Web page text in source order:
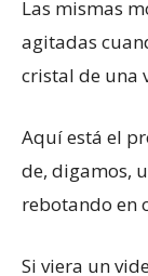
Las mismas
agitadas
cristal de una
Aquí está el
de, digamos,
rebotando en
Si viera un